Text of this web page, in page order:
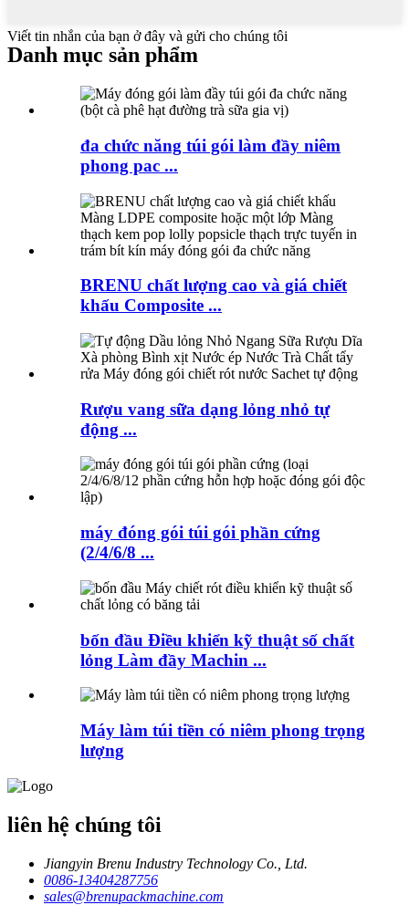
Viết tin nhắn của bạn ở đây và gửi cho chúng tôi
Danh mục sản phẩm
đa chức năng túi gói làm đầy niêm
phong pac ...
BRENU chất lượng cao và giá chiết
khấu Composite ...
Rượu vang sữa dạng lỏng nhỏ tự
động ...
máy đóng gói túi gói phần cứng
(2/4/6/8 ...
bốn đầu Điều khiển kỹ thuật số chất
lỏng Làm đầy Machin ...
Máy làm túi tiền có niêm phong trọng
lượng
liên hệ chúng tôi
Jiangyin Brenu Industry Technology Co., Ltd.
0086-13404287756
sales@brenupackmachine.com